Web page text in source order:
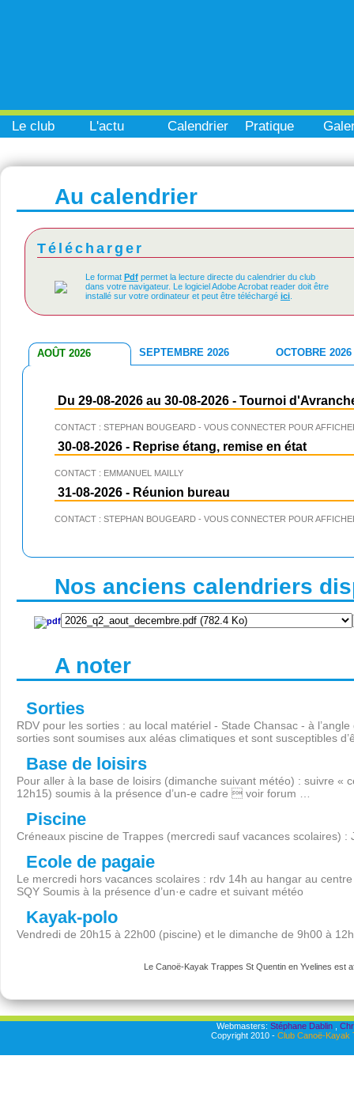
Le club L'actu Calendrier Pratique
Au calendrier
Télécharger
Le format Pdf permet la lecture directe du calendrier du club
dans votre navigateur. Le logiciel Adobe Acrobat reader doit être
installé sur votre ordinateur et peut être téléchargé ici
AOÛT 2026 SEPTEMBRE 2026 OCTOBRE 2026
Du 29-08-2026 au 30-08-2026 - Tournoi
CONTACT : STEPHAN BOUGEARD - VOUS CONNECTER POUR
30-08-2026 - Reprise étang, remise en état
CONTACT : EMMANUEL MAILLY
31-08-2026 - Réunion bureau
CONTACT : STEPHAN BOUGEARD - VOUS CONNECTER POUR
Nos anciens calendriers
A noter
Sorties
RDV pour les sorties : au local matériel - Stade Chansac - à
sorties sont soumises aux aléas climatiques et sont susceptibles
Base de loisirs
Pour aller à la base de loisirs (dimanche suivant météo) : suivre
12h15) soumis à la présence d’un-e cadre  voir forum …
Piscine
Créneaux piscine de Trappes (mercredi sauf vacances scolaires)
Ecole de pagaie
Le mercredi hors vacances scolaires : rdv 14h au hangar au
SQY Soumis à la présence d’un·e cadre et suivant météo
Kayak-polo
Vendredi de 20h15 à 22h00 (piscine) et le dimanche de 9h00 à
Le Canoë-Kayak Trappes St Quentin en Yvelines est
Webmasters: Stéphane Dablin,
Copyright 2010 - Club Canoë-Kayak